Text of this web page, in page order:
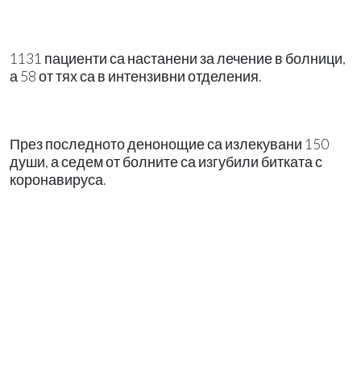
1131 пациенти са настанени за лечение в болници,
а 58 от тях са в интензивни отделения.
През последното денонощие са излекувани 150
души, а седем от болните са изгубили битката с
коронавируса.